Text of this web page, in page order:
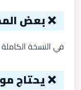
❌ بعض
في النسخة الكاملة
❌ يحتاج